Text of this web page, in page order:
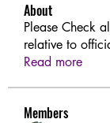
About
Please Check
relative to
Read more
Members